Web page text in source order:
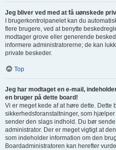
Jeg bliver ved med at få uønskede
I brugerkontrolpanelet kan du
flere brugere, ved at benytte
modtager grove eller generende
informere administratorerne; de kan
private beskeder.
Top
Jeg har modtaget en e-mail,
en bruger på dette board!
Vi er meget kede af at høre dette.
sikkerhedsforanstaltninger, som
sender den slags indhold. Du bør
administrator. Der er meget vigtigt at
som indeholder information om den
Boardadministratoren kan herefter